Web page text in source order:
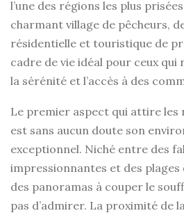
l’une des régions les plus prisées
charmant village de pêcheurs,
résidentielle et touristique de
cadre de vie idéal pour ceux qui
la sérénité et l’accès à des
Le premier aspect qui attire les
est sans aucun doute son
exceptionnel. Niché entre des
impressionnantes et des
des panoramas à couper le
pas d’admirer. La proximité de